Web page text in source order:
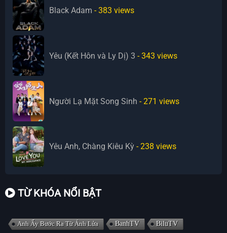
Black Adam - 383 views
Yêu (Kết Hôn và Ly Dị) 3 - 343 views
Người Lạ Mặt Song Sinh - 271 views
Yêu Anh, Chàng Kiêu Kỳ - 238 views
TỪ KHÓA NỔI BẬT
Anh Ấy Bước Ra Từ Ánh Lửa BanhTV BiluTV